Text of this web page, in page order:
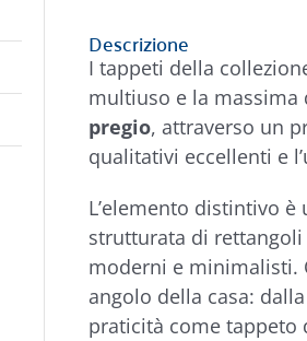
Descrizione
I tappeti della
multiuso e la
pregio, attraverso un
qualitativi eccellenti e
L’elemento distintivo è
strutturata di
moderni e minimalisti.
angolo della casa: dalla
praticità come tappeto